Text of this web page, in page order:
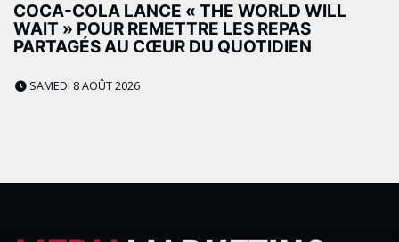
COCA-COLA LANCE « THE WORLD WILL
WAIT » POUR REMETTRE LES REPAS
PARTAGÉS AU CŒUR DU QUOTIDIEN
SAMEDI 8 AOÛT 2026